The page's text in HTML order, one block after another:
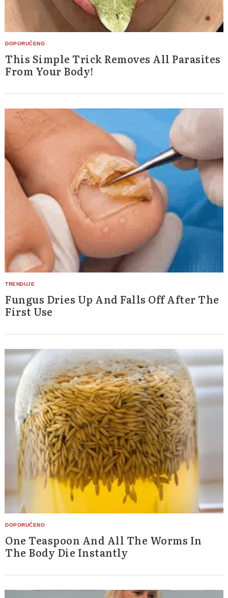
This Simple Trick Removes All Parasites
From Your Body!
Fungus Dries Up And Falls Off After The
First Use
One Teaspoon And All The Worms In
The Body Die Instantly